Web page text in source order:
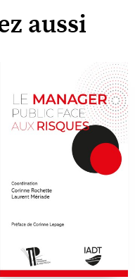
aussi